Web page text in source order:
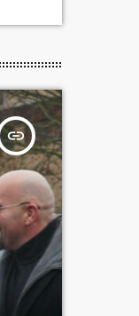
insert_link